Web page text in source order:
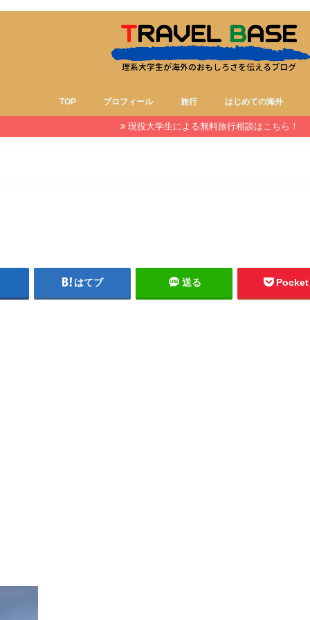
TOP プロフィール 旅行 はじめての海外
現役大学生による無料旅行相談はこちら！
はてブ 送る Pocket